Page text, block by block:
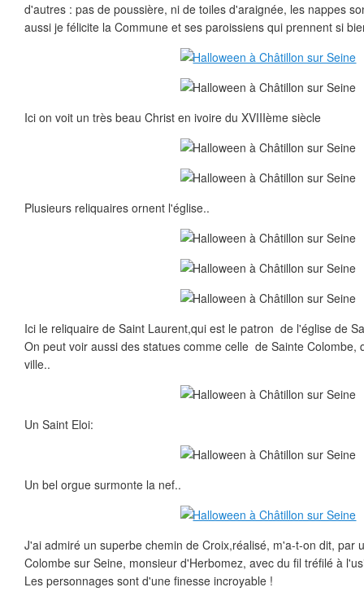
d'autres : pas de poussière, ni de toiles d'araignée, les nappes
aussi je félicite la Commune et ses paroissiens qui prennent si
Ici on voit un très beau Christ en ivoire du XVIIIème siècle
Plusieurs reliquaires ornent l'église..
Ici le reliquaire de Saint Laurent,qui est le patron de l'église de
On peut voir aussi des statues comme celle de Sainte Colombe,
ville..
Un Saint Eloi:
Un bel orgue surmonte la nef..
J'ai admiré un superbe chemin de Croix,réalisé, m'a-t-on dit, par
Colombe sur Seine, monsieur d'Herbomez, avec du fil tréfilé à
Les personnages sont d'une finesse incroyable !